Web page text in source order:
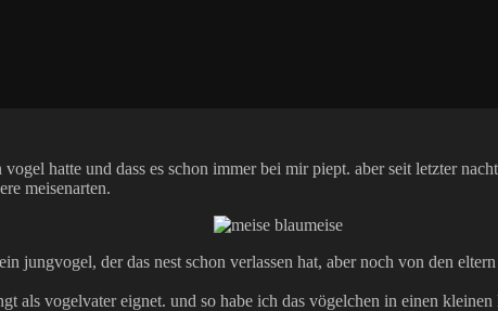
hatte und dass es schon immer bei mir piept. aber seit letzter
meisenarten.
jungvogel, der das nest schon verlassen hat, aber noch von den
als vogelvater eignet. und so habe ich das vögelchen in einen